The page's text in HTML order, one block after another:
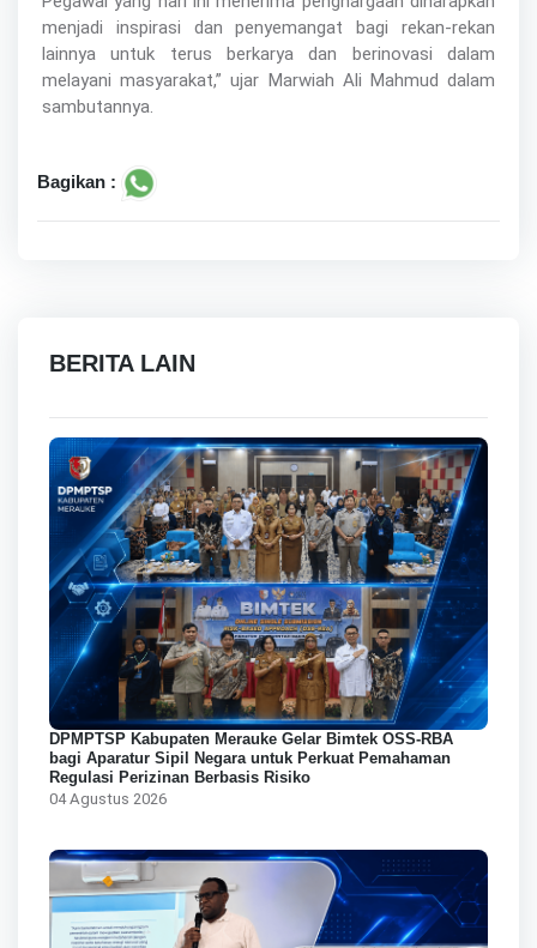
menjadi inspirasi dan penyemangat bagi rekan-rekan
lainnya untuk terus berkarya dan berinovasi dalam
melayani masyarakat,” ujar Marwiah Ali Mahmud dalam
sambutannya.
Bagikan :
BERITA LAIN
DPMPTSP Kabupaten Merauke Gelar Bimtek OSS-RBA
bagi Aparatur Sipil Negara untuk Perkuat Pemahaman
Regulasi Perizinan Berbasis Risiko
04 Agustus 2026